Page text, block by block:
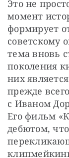
Это не
момент
формирует
советскому
тема вновь
поколения
них
прежде
с Иваном
Его фильм
дебютом,